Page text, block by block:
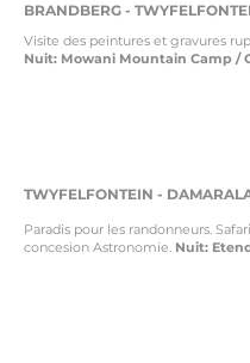
BRANDBERG -
Visite des peintures et gravures
Nuit: Mowani Mountain Camp /
TWYFELFONTEIN -
Paradis pour les randonneurs.
concesion Astronomie. Nuit: